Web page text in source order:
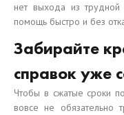
нет выхода из трудной
помощь быстро и без
Забирайте
справок уже
Чтобы в сжатые сроки
вовсе не обязательно